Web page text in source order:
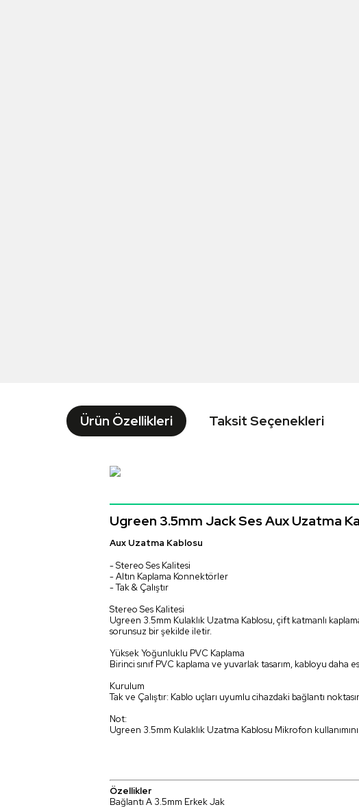
Ürün Özellikleri Taksit Seçenekleri
Ugreen 3.5mm Jack Ses Aux Uzatma
Aux Uzatma Kablosu
- Stereo Ses Kalitesi
- Altın Kaplama Konnektörler
- Tak & Çalıştır
Stereo Ses Kalitesi
Ugreen 3.5mm Kulaklık Uzatma Kablosu, çift katmanlı
sorunsuz bir şekilde iletir.
Yüksek Yoğunluklu PVC Kaplama
Birinci sınıf PVC kaplama ve yuvarlak tasarım, kabloyu daha
Kurulum
Tak ve Çalıştır: Kablo uçları uyumlu cihazdaki bağlantı
Not:
Ugreen 3.5mm Kulaklık Uzatma Kablosu Mikrofon
Özellikler
Bağlantı A 3.5mm Erkek Jak